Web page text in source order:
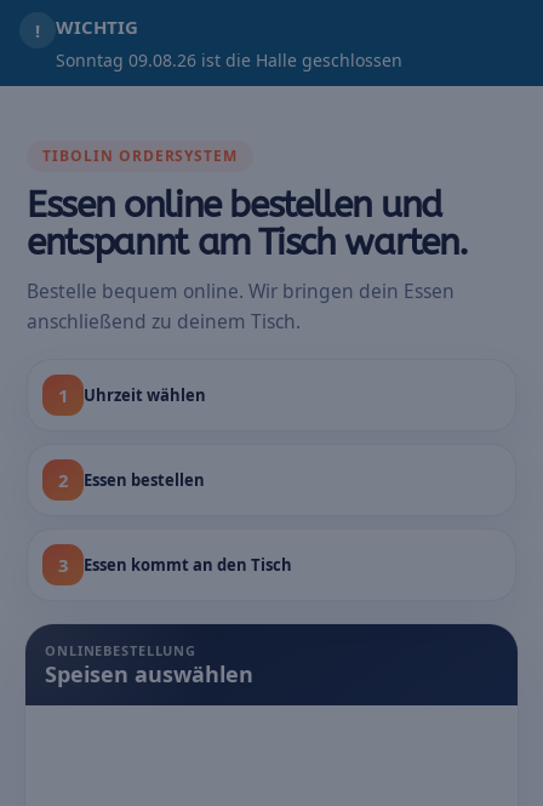
! WICHTIG
Sonntag 09.08.26 ist die Halle geschlossen
TIBOLIN ORDERSYSTEM
Essen online bestellen und
entspannt am Tisch warten.
Bestelle bequem online. Wir bringen dein Essen
anschließend zu deinem Tisch.
1 Uhrzeit wählen
2 Essen bestellen
3 Essen kommt an den Tisch
ONLINEBESTELLUNG
Speisen auswählen